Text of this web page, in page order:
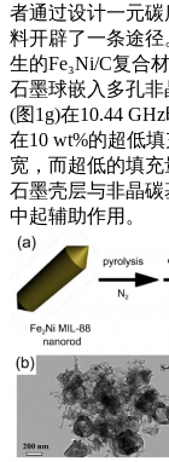
者通过设计一元
料开辟了一条途
生的Fe₃Ni/C复合
石墨球嵌入多孔
(图1g)在10.44
在10 wt%的超低
宽，而超低的填
石墨壳层与非晶
中起辅助作用。